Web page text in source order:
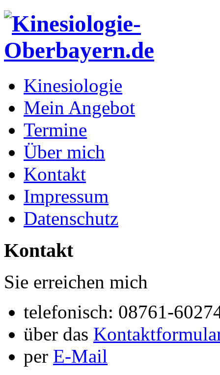
Kinesiologie
Mein Angebot
Termine
Über mich
Kontakt
Impressum
Datenschutz
Kontakt
Sie erreichen mich
telefonisch: 08761-
über das
per E-Mail